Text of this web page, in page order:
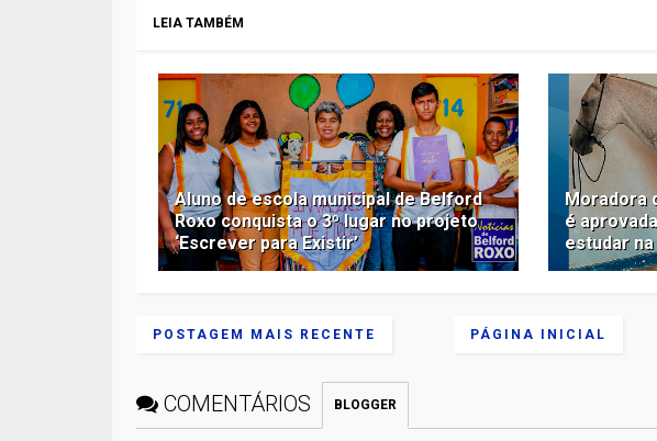
LEIA TAMBÉM
Aluno de escola municipal de Belford
Roxo conquista o 3º lugar no projeto
‘Escrever para Existir’
Moradora
é
estudar
POSTAGEM MAIS RECENTE PÁGINA INICIAL
COMENTÁRIOS BLOGGER